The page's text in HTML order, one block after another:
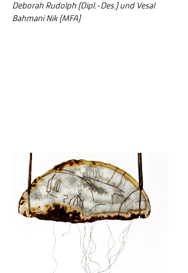
Deborah Rudolph (Dipl.-Des.) und Vesal
Bahmani Nik (MFA)